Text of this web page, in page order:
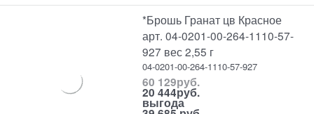
*Брошь Гранат цв Красное
арт. 04-0201-00-264-1110-57-
927 вес 2,55 г
04-0201-00-264-1110-57-927
60 129руб.
20 444руб.
выгода